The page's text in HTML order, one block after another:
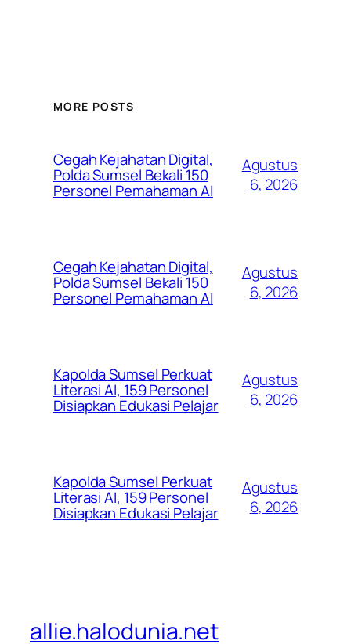
MORE POSTS
Cegah Kejahatan Digital,
Polda Sumsel Bekali 150
Personel Pemahaman AI
Agustus
6, 2026
Cegah Kejahatan Digital,
Polda Sumsel Bekali 150
Personel Pemahaman AI
Agustus
6, 2026
Kapolda Sumsel Perkuat
Literasi AI, 159 Personel
Disiapkan Edukasi Pelajar
Agustus
6, 2026
Kapolda Sumsel Perkuat
Literasi AI, 159 Personel
Disiapkan Edukasi Pelajar
Agustus
6, 2026
allie.halodunia.net